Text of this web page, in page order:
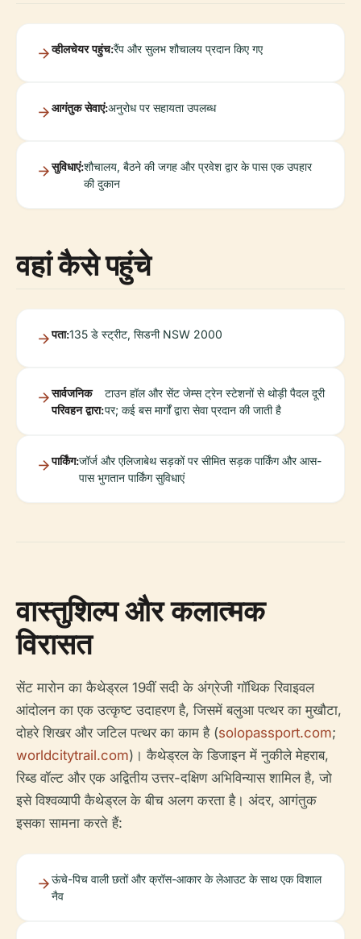
व्हीलचेयर पहुंच:रैंप और सुलभ शौचालय प्रदान किए गए
आगंतुक सेवाएं:अनुरोध पर सहायता उपलब्ध
सुविधाएं:शौचालय, बैठने की जगह और प्रवेश द्वार के पास एक उपहार
की दुकान
वहां कैसे पहुंचे
पता:135 डे स्ट्रीट, सिडनी NSW 2000
सार्वजनिक
परिवहन द्वारा:
टाउन हॉल और सेंट जेम्स ट्रेन स्टेशनों से थोड़ी पैदल दूरी
पर; कई बस मार्गों द्वारा सेवा प्रदान की जाती है
पार्किंग:जॉर्ज और एलिजाबेथ सड़कों पर सीमित सड़क पार्किंग और आस-
पास भुगतान पार्किंग सुविधाएं
वास्तुशिल्प और कलात्मक
विरासत
सेंट मारोन का कैथेड्रल 19वीं सदी के अंग्रेजी गॉथिक रिवाइवल
आंदोलन का एक उत्कृष्ट उदाहरण है, जिसमें बलुआ पत्थर का मुखौटा,
दोहरे शिखर और जटिल पत्थर का काम है (solopassport.com;
worldcitytrail.com)। कैथेड्रल के डिजाइन में नुकीले मेहराब,
रिब्ड वॉल्ट और एक अद्वितीय उत्तर-दक्षिण अभिविन्यास शामिल है, जो
इसे विश्वव्यापी कैथेड्रल के बीच अलग करता है। अंदर, आगंतुक
इसका सामना करते हैं:
ऊंचे-पिच वाली छतों और क्रॉस-आकार के लेआउट के साथ एक विशाल
नैव